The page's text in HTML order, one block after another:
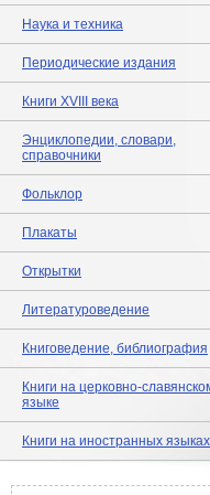
Наука и техника
Периодические издания
Книги XVIII века
Энциклопедии, словари,
справочники
Фольклор
Плакаты
Открытки
Литературоведение
Книговедение, библиография
Книги на церковно-
языке
Книги на иностранных языках